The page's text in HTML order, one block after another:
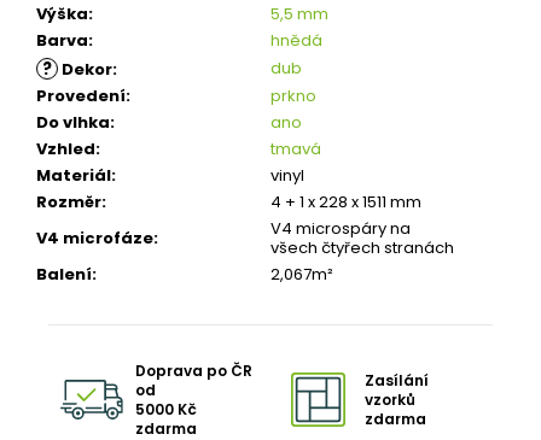
Výška:
5,5 mm
Barva: hnědá
? Dekor:
dub
Provedení:
prkno
Do vlhka:
ano
Vzhled:
tmavá
Materiál:
vinyl
Rozměr:
4 + 1 x 228 x 1511 mm
V4 microfáze:
V4 microspáry na
všech čtyřech stranách
Balení: 2,067m²
Doprava po ČR
od
5000 Kč
zdarma
Zasílání
vzorků
zdarma